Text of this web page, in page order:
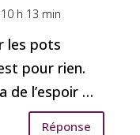
h 13 min
les pots
pour rien.
de l’espoir …
Réponse